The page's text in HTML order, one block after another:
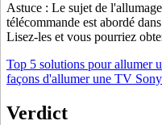
Astuce : Le sujet de
télécommande est abordé
Lisez-les et vous pourriez
Top 5 solutions pour allumer
façons d'allumer une TV
Verdict